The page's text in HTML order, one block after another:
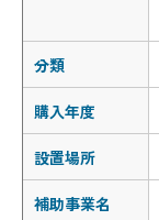
分類
購入年度
設置場所
補助事業名